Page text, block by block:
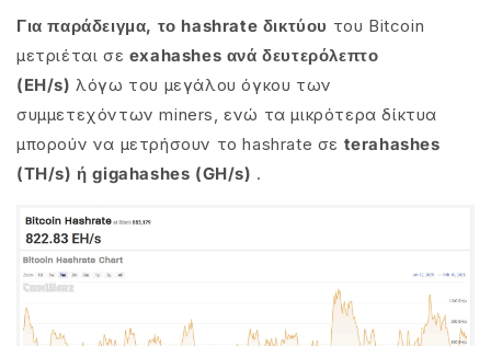
Για παράδειγμα, το hashrate δικτύου του Bitcoin
μετριέται σε exahashes ανά δευτερόλεπτο
(EH/s) λόγω του μεγάλου όγκου των
συμμετεχόντων miners, ενώ τα μικρότερα δίκτυα
μπορούν να μετρήσουν το hashrate σε terahashes
(TH/s) ή gigahashes (GH/s) .